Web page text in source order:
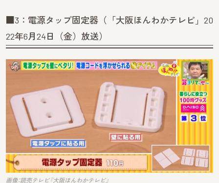
■3：電源タップ固定器（「大阪ほんわかテレビ」20
22年6月24日（金）放送）
画像：読売テレビ『大阪ほんわかテレビ』